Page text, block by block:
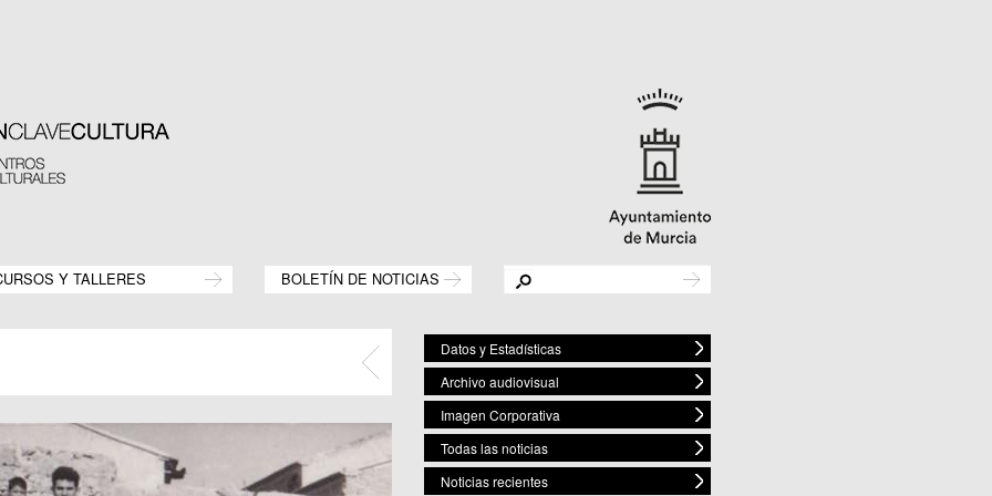
Y TALLERES BOLETÍN DE NOTICIAS
Datos y Estadísticas
Archivo audiovisual
Imagen Corporativa
Todas las noticias
Noticias recientes